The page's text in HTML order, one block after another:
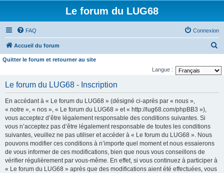
Le forum du LUG68
FAQ Connexion
Accueil du forum
c
e
Quitter le forum et retourner au site
Langue :
Le forum du LUG68 - Inscription
En accédant à « Le forum du LUG68 » (désigné ci-après par « nous »,
« notre », « nos », « Le forum du LUG68 » et « http://lug68.com/phpBB3 »),
vous acceptez d’être légalement responsable des conditions suivantes. Si
vous n’acceptez pas d’être légalement responsable de toutes les conditions
suivantes, veuillez ne pas utiliser et accéder à « Le forum du LUG68 ». Nous
pouvons modifier ces conditions à n’importe quel moment et nous essaierons
de vous informer de ces modifications, bien que nous vous conseillons de
vérifier régulièrement par vous-même. En effet, si vous continuez à participer à
« Le forum du LUG68 » après que des modifications aient été effectuées, vous